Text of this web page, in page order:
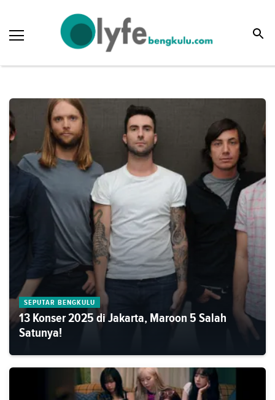
SEPUTAR BENGKULU
13 Konser 2025 di Jakarta, Maroon 5 Salah
Satunya!